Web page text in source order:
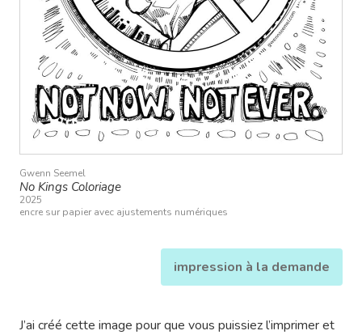
Gwenn Seemel
No Kings Coloriage
2025
encre sur papier avec ajustements numériques
impression à la demande
J’ai créé cette image pour que vous puissiez l’imprimer et